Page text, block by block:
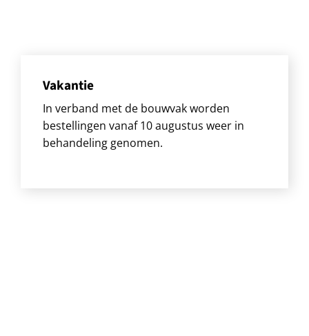
Vakantie
In verband met de bouwvak worden
bestellingen vanaf 10 augustus weer in
behandeling genomen.